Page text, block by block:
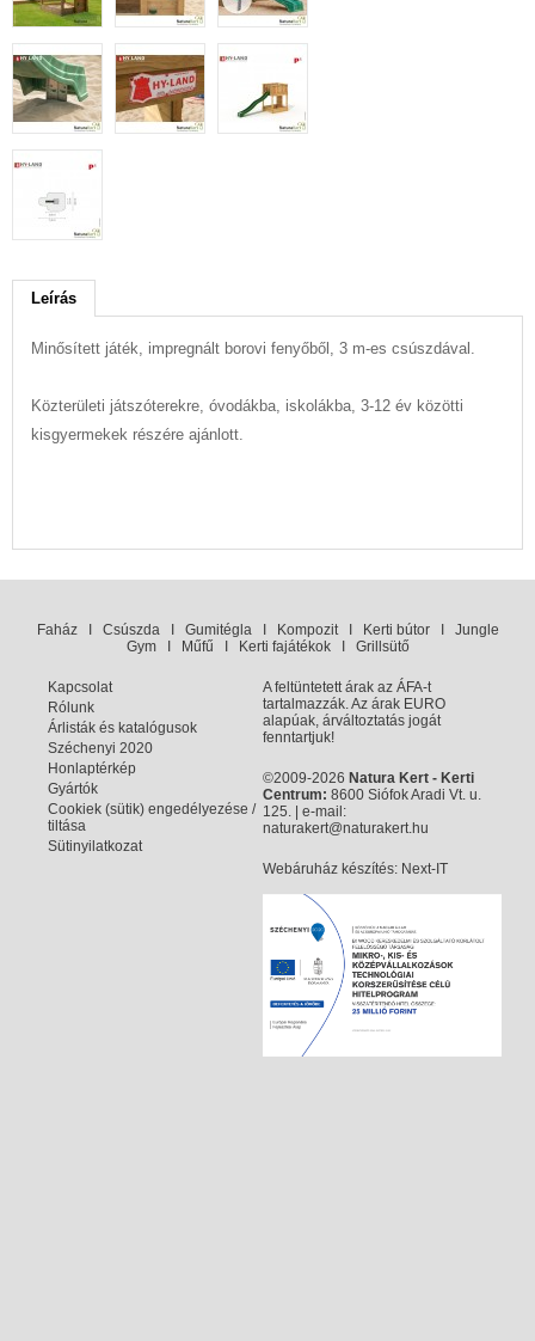
Leírás
Minősített játék, impregnált borovi fenyőből, 3 m-es csúszdával.
Közterületi játszóterekre, óvodákba, iskolákba, 3-12 év közötti
kisgyermekek részére ajánlott.
FaházI CsúszdaI GumitéglaI KompozitI Kerti bútorI Jungle
GymI Műfű Kerti fajátékokI Grillsütő
Kapcsolat
Rólunk
Árlisták és katalógusok
Széchenyi 2020
Honlaptérkép
Gyártók
Cookiek (sütik) engedélyezése /
tiltása
Sütinyilatkozat
A feltüntetett árak az ÁFA-t
tartalmazzák. Az árak EURO
alapúak, árváltoztatás jogát
fenntartjuk!
©2009-2026 Natura Kert - Kerti
Centrum: 8600 Siófok Aradi Vt. u.
125. | e-mail:
naturakert@naturakert.hu
Webáruház készítés: Next-IT